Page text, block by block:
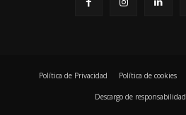
Política de Privacidad Política de cookies
Descargo de responsabilidad